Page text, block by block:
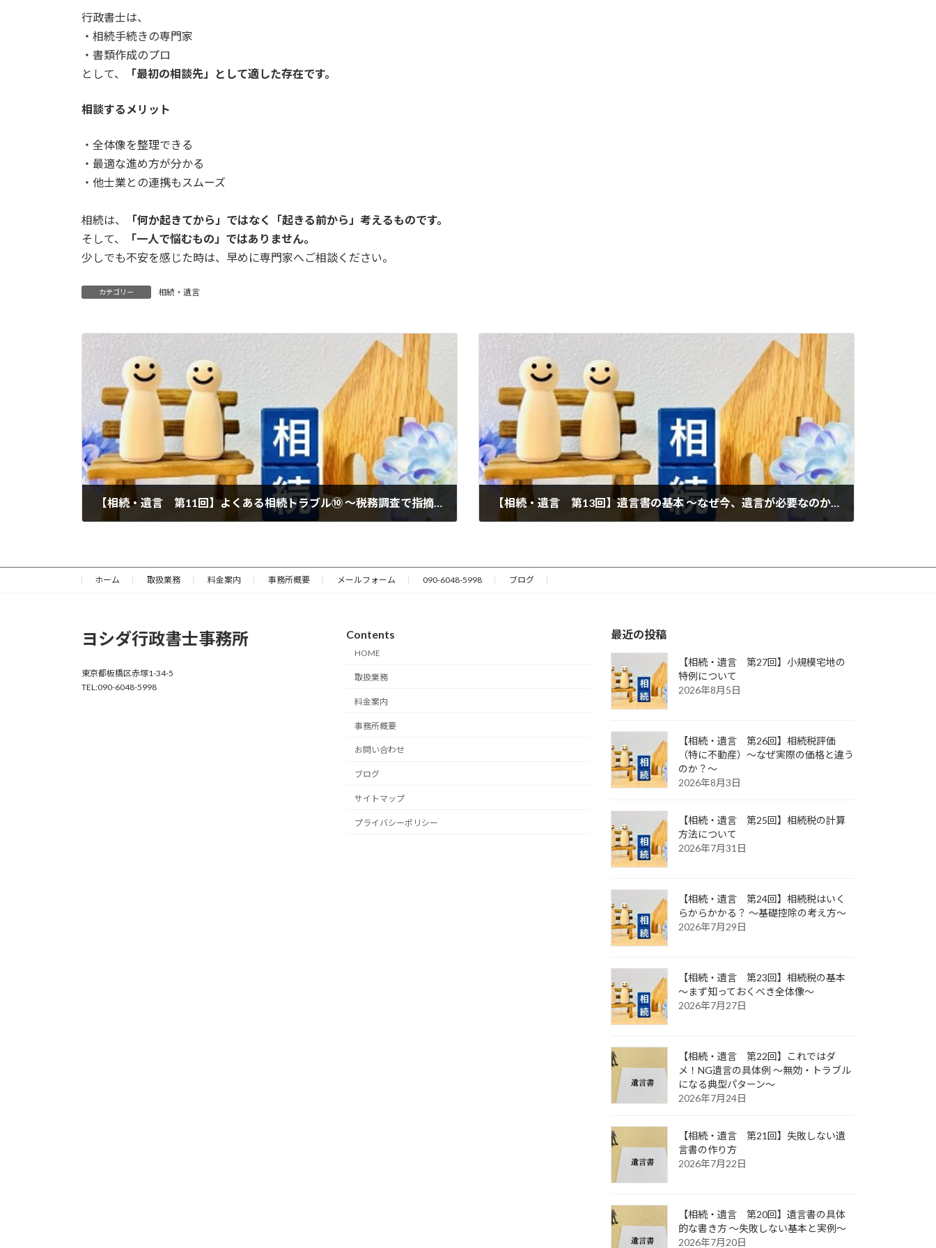
行政書士は、
・相続手続きの専門家
・書類作成のプロ
として、
「最初の相談先」として適した存在です。
相談するメリット
・全体像を整理できる
・最適な進め方が分かる
・他士業との連携もスムーズ
相続は、
「何か起きてから」ではなく「起きる前から」考えるものです。
そして、
「一人で悩むもの」ではありません。
少しでも不安を感じた時は、早めに専門家へご相談ください。
カテゴリー 相続・遺言
【相続・遺言 第11回】よくある相続トラブル⑩ ～税務調査で指摘されるポイント～ 【相続・遺言 第13回】遺言書の基本 ～なぜ今、遺言が必要なのか～
ホーム 取扱業務 料金案内 事務所概要 メールフォーム 090-6048-5998 ブログ
ヨシダ行政書士事務所
東京都板橋区赤塚1-34-5
TEL:090-6048-5998
Contents
HOME
取扱業務
料金案内
事務所概要
お問い合わせ
ブログ
サイトマップ
プライバシーポリシー
最近の投稿
【相続・遺言 第27回】小規模宅地の
特例について
2026年8月5日
【相続・遺言 第26回】相続税評価
（特に不動産）～なぜ実際の価格と違う
のか？～
2026年8月3日
【相続・遺言 第25回】相続税の計算
方法について
2026年7月31日
【相続・遺言 第24回】相続税はいく
らからかかる？ ～基礎控除の考え方～
2026年7月29日
【相続・遺言 第23回】相続税の基本
～まず知っておくべき全体像～
2026年7月27日
【相続・遺言 第22回】これではダ
メ！NG遺言の具体例 ～無効・トラブル
になる典型パターン～
2026年7月24日
【相続・遺言 第21回】失敗しない遺
言書の作り方
2026年7月22日
【相続・遺言 第20回】遺言書の具体
的な書き方 ～失敗しない基本と実例～
2026年7月20日